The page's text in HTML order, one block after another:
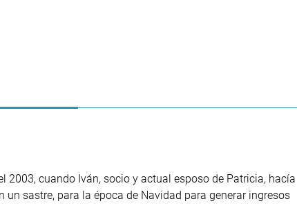
2003, cuando Iván, socio y actual esposo de Patricia, hacía
sastre, para la época de Navidad para generar ingresos